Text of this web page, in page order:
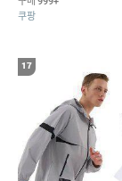
쿠팡
17